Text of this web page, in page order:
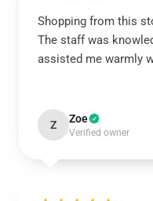
Shopping from this
The staff was
assisted me warmly
Z Zoe
Verified owner